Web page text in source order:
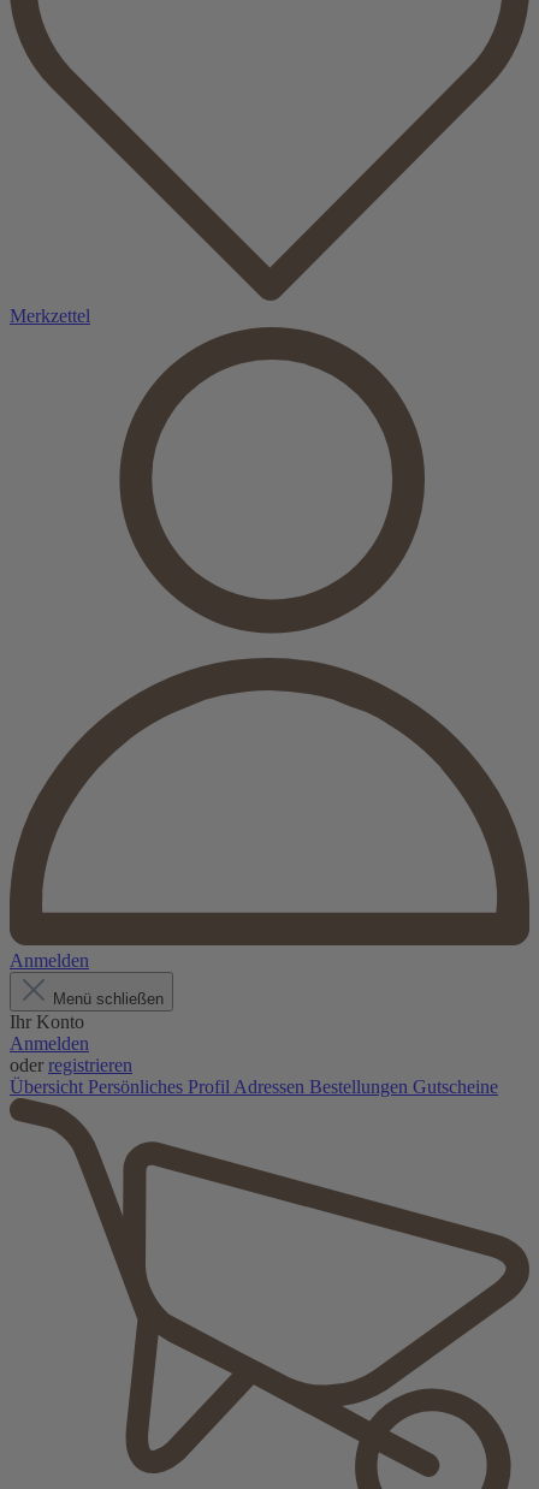
Merkzettel
Anmelden
Menü schließen
Ihr Konto
Anmelden
oder registrieren
Übersicht Persönliches Profil Adressen Bestellungen Gutscheine